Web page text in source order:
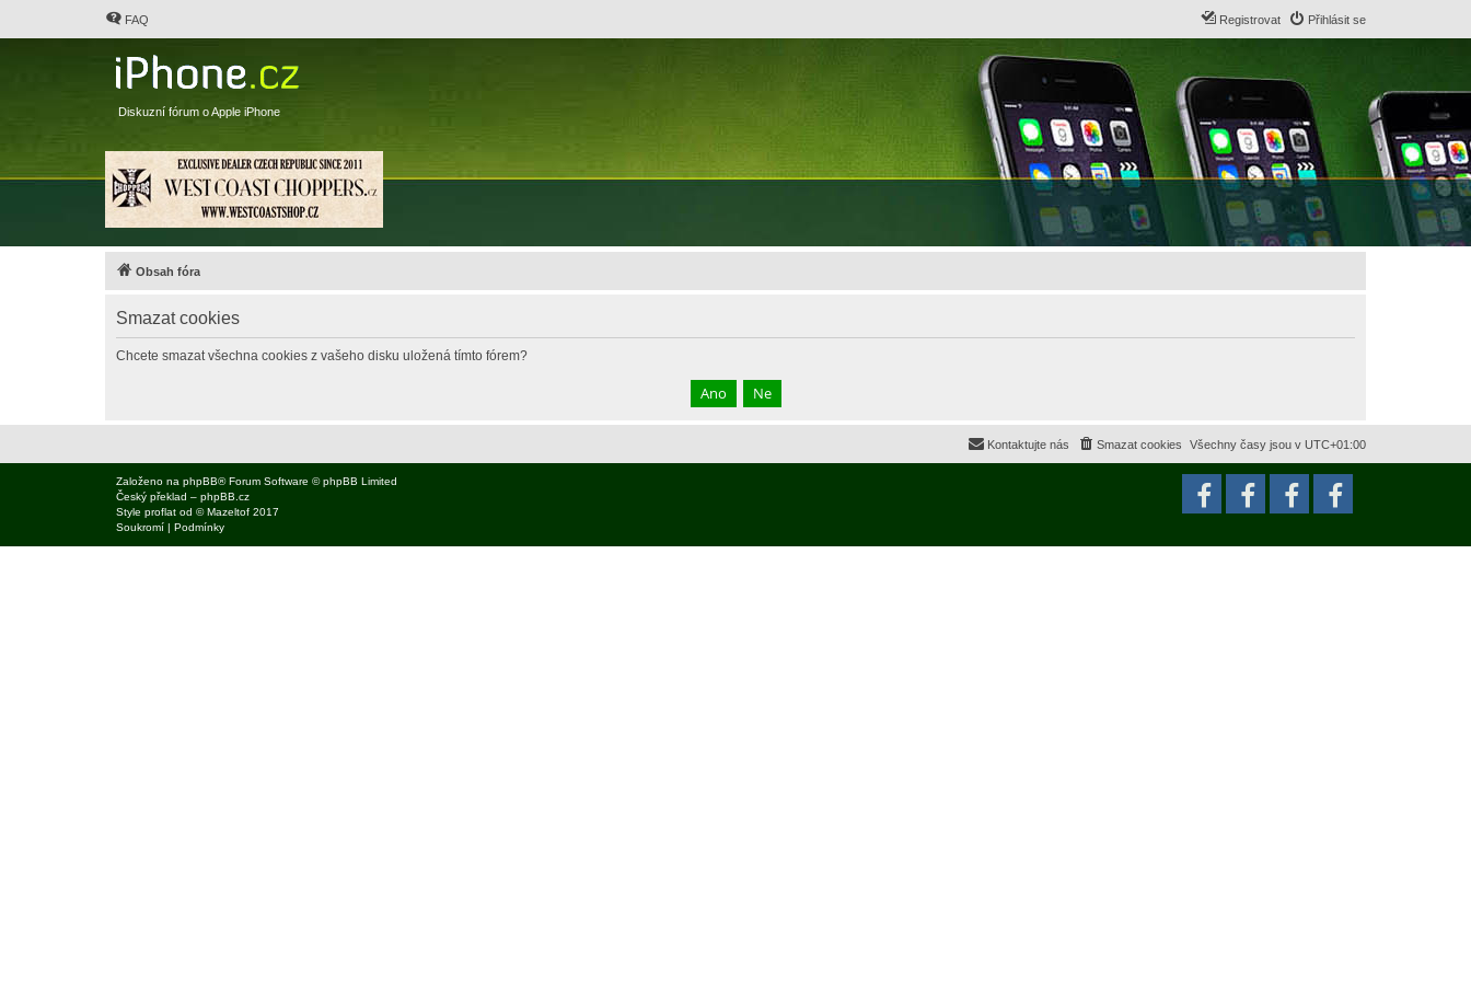
FAQ Přihlásit se
Registrovat
Diskuzní fórum o Apple iPhone
Obsah fóra
Smazat cookies
Chcete smazat všechna cookies z vašeho disku uložená tímto fórem?
Všechny časy jsou v UTC+01:00
Smazat cookies
Kontaktujte nás
Založeno na phpBB® Forum Software © phpBB Limited
Český překlad – phpBB.cz
Style proflat od ©Mazeltof 2017
Soukromí | Podmínky